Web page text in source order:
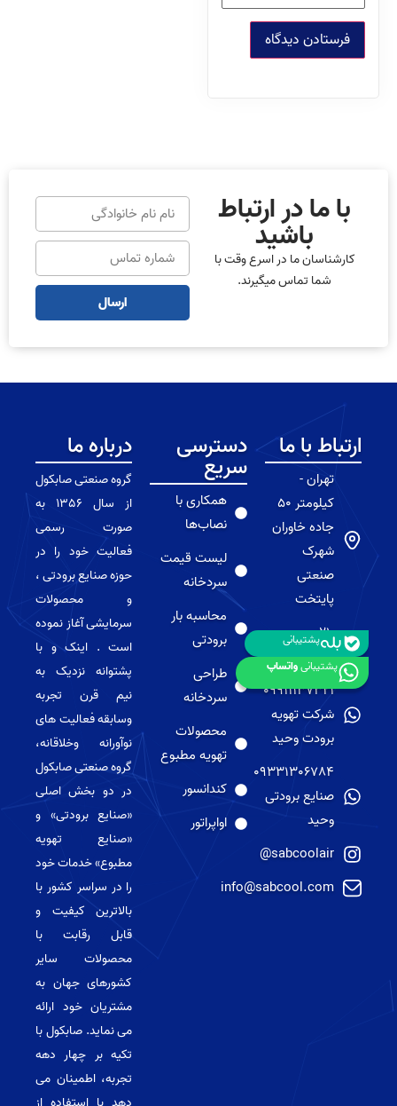
با ما در ارتباط
باشید
کارشناسان ما در اسرع وقت با
شما تماس میگیرند.
ارسال
ارتباط با ما
تهران -
کیلومتر 50
جاده خاوران
شهرک
صنعتی
پایتخت
021-
74223000
09911137321
شرکت تهویه
برودت وحید
09331306784
صنایع برودتی
وحید
sabcoolair@
info@sabcool.com
دسترسی
سریع
همکاری با
نصاب‌ها
لیست قیمت
سردخانه
محاسبه بار
برودتی
طراحی
سردخانه
محصولات
تهویه مطبوع
کندانسور
اواپراتور
درباره ما
گروه صنعتی صابکول
از سال 1356 به
صورت رسمی
فعالیت خود را در
حوزه صنایع برودتی ،
و محصولات
سرمایشی آغاز نموده
است . اینک و با
پشتوانه نزدیک به
نیم قرن تجربه
وسابقه فعالیت های
نوآورانه وخلاقانه،
گروه صنعتی صابکول
در دو بخش اصلی
«صنایع برودتی» و
«صنایع تهویه
مطبوع» خدمات خود
را در سراسر کشور با
بالاترین کیفیت و
قابل رقابت با
محصولات سایر
کشورهای جهان به
مشتریان خود ارائه
می نماید. صابکول با
تکیه بر چهار دهه
تجربه، اطمینان می
پشتیبانی
پشتیبانیواتساپ